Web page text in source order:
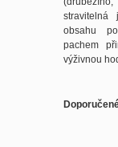
obsahu
pachem
výživnou